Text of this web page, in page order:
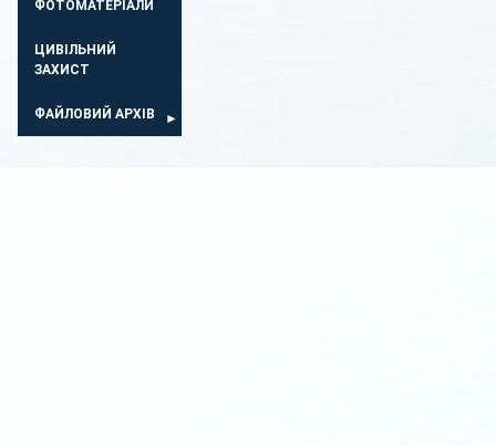
ФОТОМАТЕРІАЛИ
ЦИВІЛЬНИЙ
ЗАХИСТ
ФАЙЛОВИЙ АРХІВ